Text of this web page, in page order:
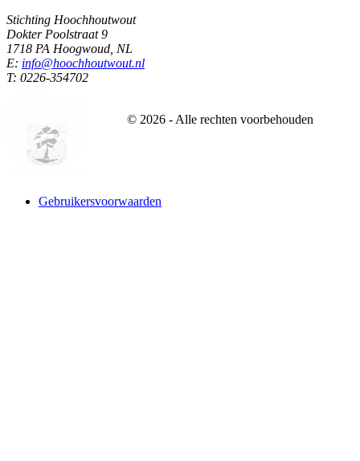
Stichting Hoochhoutwout
Dokter Poolstraat 9
1718 PA Hoogwoud, NL
E: info@hoochhoutwout.nl
T: 0226-354702
© 2026 - Alle rechten voorbehouden
Gebruikersvoorwaarden